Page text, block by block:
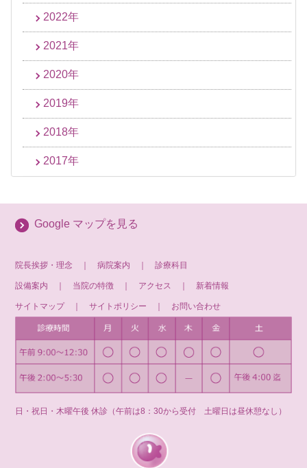
2022年
2021年
2020年
2019年
2018年
2017年
Google マップを見る
院長挨拶・理念 ｜病院案内 ｜診療科目
設備案内 当院の特徴 アクセス 新着情報
サイトマップ｜サイトポリシー お問い合わせ
日・祝日・木曜午後 休診（午前は8：30から受付 土曜日は昼休憩なし）